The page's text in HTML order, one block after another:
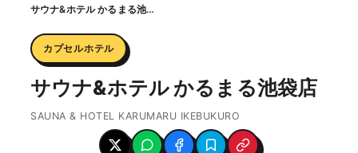
サウナ&ホテル かるまる池袋店
カプセルホテル
サウナ&ホテル かるまる池袋店
SAUNA & HOTEL KARUMARU IKEBUKURO